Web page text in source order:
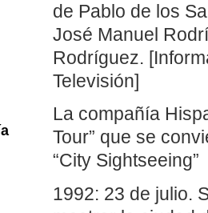
de Pablo de los
José Manuel
Rodríguez.
Televisión]
La compañía
Tour” que se
“City Sightseeing”
1992: 23 de julio.